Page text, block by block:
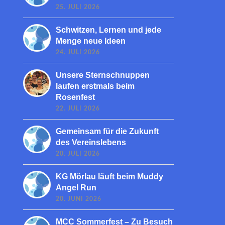
25. JULI 2026
Schwitzen, Lernen und jede
Menge neue Ideen
24. JULI 2026
Unsere Sternschnuppen
laufen erstmals beim
Rosenfest
22. JULI 2026
Gemeinsam für die Zukunft
des Vereinslebens
20. JULI 2026
KG Mörlau läuft beim Muddy
Angel Run
20. JUNI 2026
MCC Sommerfest – Zu Besuch